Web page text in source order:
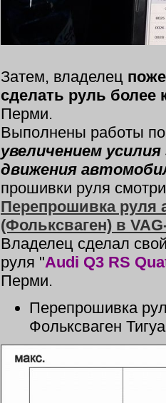
Затем, владелец
сделать руль
Перми.
Выполнены работы
увеличением
движения
прошивки руля
Перепрошивка руля
(Фольксваген) в
Владелец сделал
руля "Audi Q3 RS
Перми.
Перепрошивка
Фольксваген